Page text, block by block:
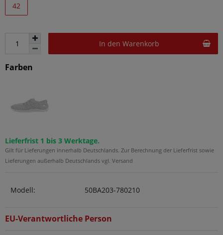
42
In den Warenkorb
Farben
Lieferfrist 1 bis 3 Werktage.
Gilt für Lieferungen innerhalb Deutschlands. Zur Berechnung der Lieferfrist sowie
Lieferungen außerhalb Deutschlands vgl. Versand
Modell: 50BA203-780210
EU-Verantwortliche Person